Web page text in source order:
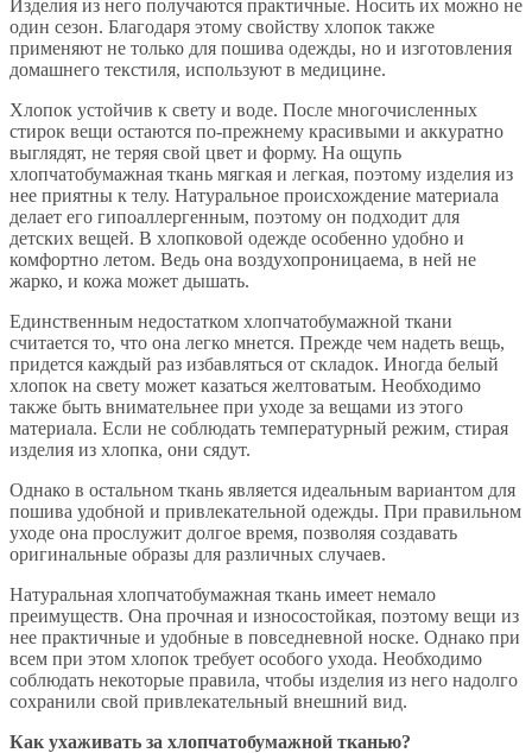
Изделия из него получаются практичные. Носить их можно не
один сезон. Благодаря этому свойству хлопок также
применяют не только для пошива одежды, но и изготовления
домашнего текстиля, используют в медицине.
Хлопок устойчив к свету и воде. После многочисленных
стирок вещи остаются по-прежнему красивыми и аккуратно
выглядят, не теряя свой цвет и форму. На ощупь
хлопчатобумажная ткань мягкая и легкая, поэтому изделия из
нее приятны к телу. Натуральное происхождение материала
делает его гипоаллергенным, поэтому он подходит для
детских вещей. В хлопковой одежде особенно удобно и
комфортно летом. Ведь она воздухопроницаема, в ней не
жарко, и кожа может дышать.
Единственным недостатком хлопчатобумажной ткани
считается то, что она легко мнется. Прежде чем надеть вещь,
придется каждый раз избавляться от складок. Иногда белый
хлопок на свету может казаться желтоватым. Необходимо
также быть внимательнее при уходе за вещами из этого
материала. Если не соблюдать температурный режим, стирая
изделия из хлопка, они сядут.
Однако в остальном ткань является идеальным вариантом для
пошива удобной и привлекательной одежды. При правильном
уходе она прослужит долгое время, позволяя создавать
оригинальные образы для различных случаев.
Натуральная хлопчатобумажная ткань имеет немало
преимуществ. Она прочная и износостойкая, поэтому вещи из
нее практичные и удобные в повседневной носке. Однако при
всем при этом хлопок требует особого ухода. Необходимо
соблюдать некоторые правила, чтобы изделия из него надолго
сохранили свой привлекательный внешний вид.
Как ухаживать за хлопчатобумажной тканью?